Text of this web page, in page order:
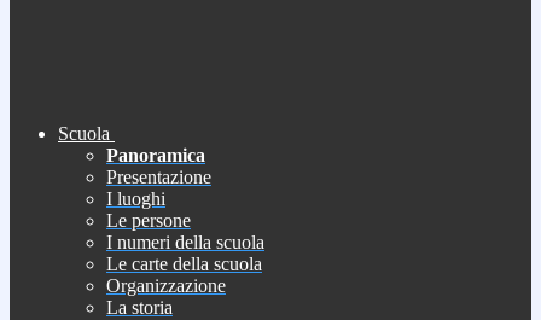
Scuola
Panoramica
Presentazione
I luoghi
Le persone
I numeri della scuola
Le carte della scuola
Organizzazione
La storia